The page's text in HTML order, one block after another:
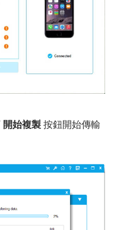
開始複製按鈕開始傳輸